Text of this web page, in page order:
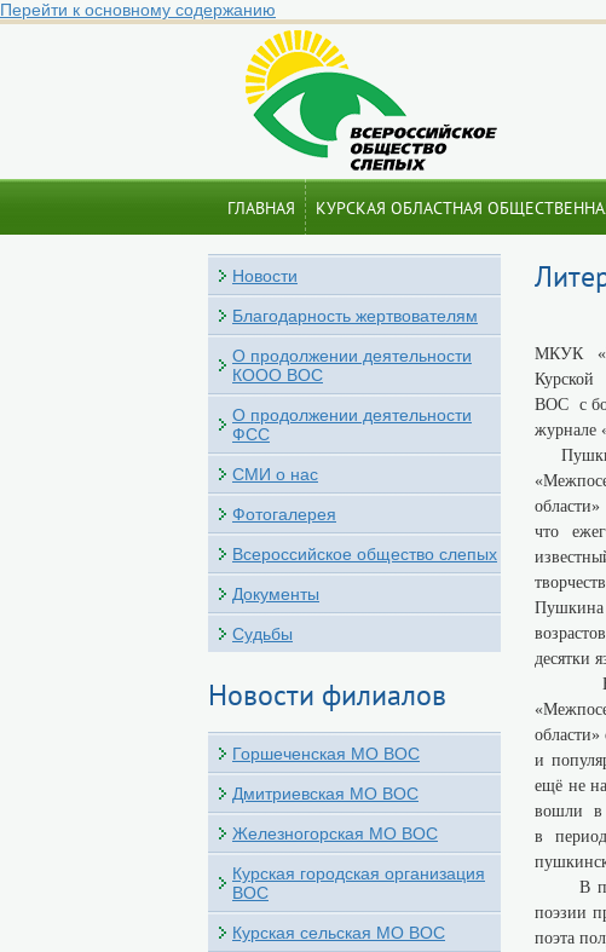
Перейти к основному содержанию
ГЛАВНАЯ КУРСКАЯ ОБЛАСТНАЯ
БЛАГОТВОРИТЕЛЬНОСТЬ
Новости
Благодарность жертвователям
О продолжении деятельности
КООО ВОС
О продолжении деятельности
ФСС
СМИ о нас
Фотогалерея
Всероссийское общество слепых
Документы
Судьбы
Новости филиалов
Горшеченская МО ВОС
Дмитриевская МО ВОС
Железногорская МО ВОС
Курская городская организация
ВОС
Курская сельская МО ВОС
6
МКУК
ВОС с
журнале
что
Пушкина
десятки
и
ещё не
вошли в
в
В
поэзии
поэта